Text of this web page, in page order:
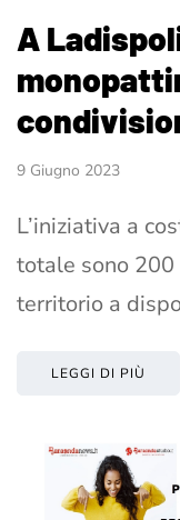
A
9 Giugno 2023
L’iniziativa a
totale sono
territorio a
LEGGI DI PIÙ